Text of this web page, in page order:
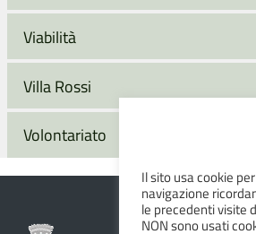
Viabilità
Villa Rossi
Volontariato
Il sito usa cookie
navigazione
le precedenti visite
NON sono usati